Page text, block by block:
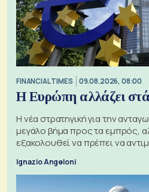
FINANCIAL TIMES 09.08.2026, 08:00
Η Ευρώπη αλλάζει
Η νέα στρατηγική για την
μεγάλο βήμα προς τα εμπρός,
εξακολουθεί να πρέπει να
Ignazio Angeloni